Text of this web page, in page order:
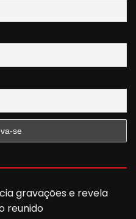
gravações e revela
reunido